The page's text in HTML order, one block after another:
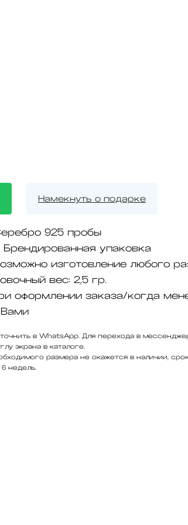
Намекнуть о подарке
925 пробы
Брендированная упаковка
изготовление любого
вес: 2,5 гр.
оформлении заказа/когда
в WhatsApp. Для перехода в
экрана в каталоге.
размера не окажется в наличии,
недель.